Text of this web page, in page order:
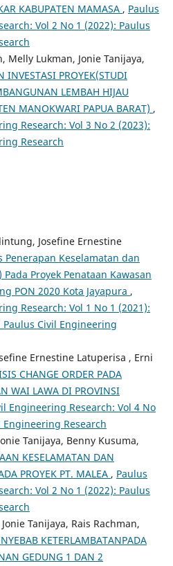
KABUPATEN MAMASA , Paulus
Vol 2 No 1 (2022): Paulus
Melly Lukman, Jonie Tanijaya,
INVESTASI PROYEK(STUDI
LEMBAH HIJAU
MANOKWARI PAPUA BARAT) ,
Research: Vol 3 No 2 (2023):
Research
Josefine Ernestine
Penerapan Keselamatan dan
Proyek Penataan Kawasan
PON 2020 Kota Jayapura ,
Research: Vol 1 No 1 (2021):
Paulus Civil Engineering
Ernestine Latuperisa , Erni
CHANGE ORDER PADA
WAI LAWA DI PROVINSI
Engineering Research: Vol 4 No
Engineering Research
Tanijaya, Benny Kusuma,
KESELAMATAN DAN
PROYEK PT. MALEA , Paulus
Vol 2 No 1 (2022): Paulus
Tanijaya, Rais Rachman,
KETERLAMBATANPADA
GEDUNG 1 DAN 2